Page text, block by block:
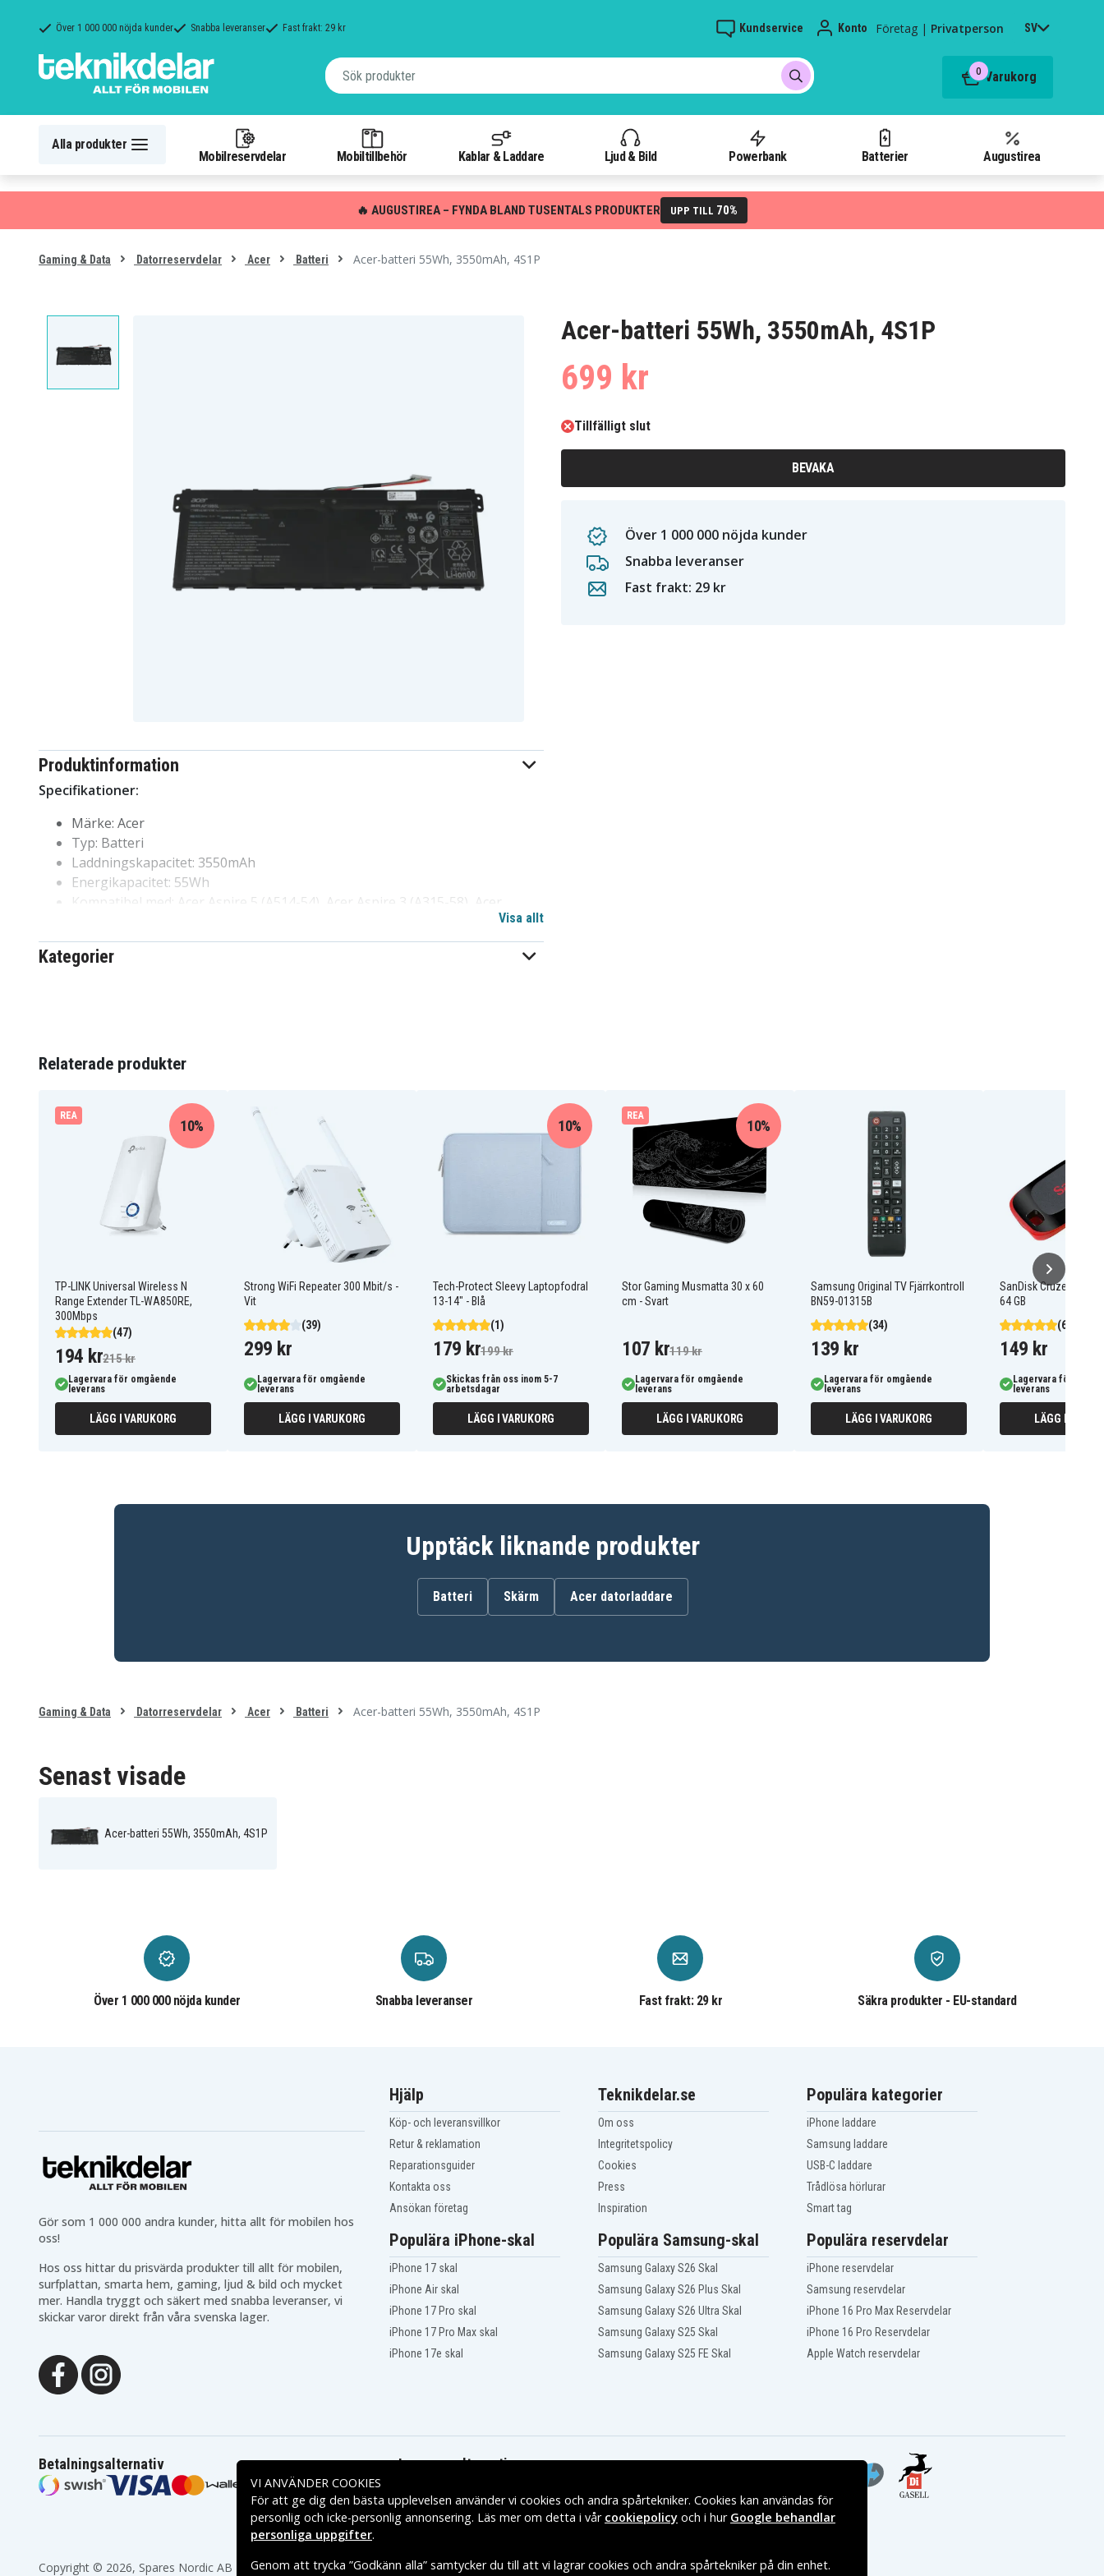
Över 1 000 000 nöjda kunder Snabba leveranser Fast frakt: 29 kr Kundservice Konto Företag | Privatperson SV
0 Varukorg
Alla produkter
Mobilreservdelar Mobiltillbehör Kablar & Laddare Ljud & Bild Powerbank Batterier Augustirea
🔥 AUGUSTIREA – FYNDA BLAND TUSENTALS PRODUKTER UPP TILL 70%
Gaming & Data Datorreservdelar Acer Batteri Acer-batteri 55Wh, 3550mAh, 4S1P
Acer-batteri 55Wh, 3550mAh, 4S1P
699 kr
Tillfälligt slut
BEVAKA
Över 1 000 000 nöjda kunder
Snabba leveranser
Fast frakt: 29 kr
Produktinformation
Specifikationer:
Märke: Acer
Typ: Batteri
Laddningskapacitet: 3550mAh
Energikapacitet: 55Wh
Kompatibel med: Acer Aspire 5 (A514-54), Acer Aspire 3 (A315-58), Acer
TravelMate P2 (P214-53G), Acer Swift 3 (SF314-42), Acer Aspire 7 (A715-51G) ,
Acer Aspire 5 (A514-55), Acer Aspire 5 (A515-45G), Acer Aspire 3 (A315-59),
Acer Aspire 3 (A315-59G), Acer Aspire 3 (A315-44P)
Produkttyp
Märke Acer
Visa allt
Kategorier
Relaterade produkter
REA
TP-LINK Universal Wireless N
Range Extender TL-WA850RE,
300Mbps
(47)
10%
194 kr215 kr
Lagervara för omgående
leverans
LÄGG I VARUKORG
Strong WiFi Repeater 300 Mbit/s -
Vit
(39)
299 kr
Lagervara för omgående
leverans
LÄGG I VARUKORG
Tech-Protect Sleevy Laptopfodral
13-14" - Blå
(1)
10%
179 kr199 kr
Skickas från oss inom 5-7
arbetsdagar
LÄGG I VARUKORG
REA
Stor Gaming Musmatta 30 x 60
cm - Svart
10%
107 kr119 kr
Lagervara för omgående
leverans
LÄGG I VARUKORG
Samsung Original TV Fjärrkontroll
BN59-01315B
(34)
139 kr
Lagervara för omgående
leverans
LÄGG I VARUKORG
SanDisk Cruzer Blade
64 GB
(66)
149 kr
Lagervara för
leverans
LÄGG I
Upptäck liknande produkter
Batteri Skärm Acer datorladdare
Gaming & Data Datorreservdelar Acer Batteri Acer-batteri 55Wh, 3550mAh, 4S1P
Senast visade
Acer-batteri 55Wh, 3550mAh, 4S1P
Över 1 000 000 nöjda kunder Snabba leveranser Fast frakt: 29 kr Säkra produkter - EU-standard
Gör som 1 000 000 andra kunder, hitta allt för mobilen hos
oss!
Hos oss hittar du prisvärda produkter till allt för mobilen,
surfplattan, smarta hem, gaming, ljud & bild och mycket
mer. Handla tryggt och säkert med snabba leveranser, vi
skickar varor direkt från våra svenska lager.
Hjälp
Köp- och leveransvillkor
Retur & reklamation
Reparationsguider
Kontakta oss
Ansökan företag
Teknikdelar.se
Om oss
Integritetspolicy
Cookies
Press
Inspiration
Populära kategorier
iPhone laddare
Samsung laddare
USB-C laddare
Trådlösa hörlurar
Smart tag
Populära iPhone-skal
iPhone 17 skal
iPhone Air skal
iPhone 17 Pro skal
iPhone 17 Pro Max skal
iPhone 17e skal
Populära Samsung-skal
Samsung Galaxy S26 Skal
Samsung Galaxy S26 Plus Skal
Samsung Galaxy S26 Ultra Skal
Samsung Galaxy S25 Skal
Samsung Galaxy S25 FE Skal
Populära reservdelar
iPhone reservdelar
Samsung reservdelar
iPhone 16 Pro Max Reservdelar
iPhone 16 Pro Reservdelar
Apple Watch reservdelar
Betalningsalternativ Leveransalternativ
Copyright © 2026, Spares Nordic AB
VI ANVÄNDER COOKIES
För att ge dig den bästa upplevelsen använder vi cookies och andra spårtekniker. Cookies kan användas för
personlig och icke-personlig annonsering. Läs mer om detta i vår cookiepolicy och i hur Google behandlar
personliga uppgifter.
Genom att trycka ”Godkänn alla” samtycker du till att vi lagrar cookies och andra spårtekniker på din enhet.